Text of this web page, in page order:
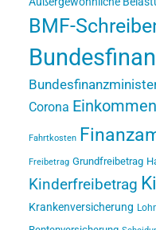
BMF-
Corona
Fahrtkosten
Freibetrag Grundfreibetrag
Kinderfreibetrag
Krankenversicherung